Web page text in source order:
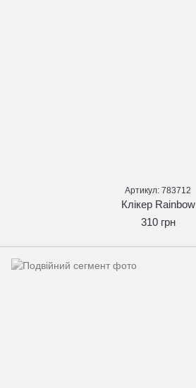
Артикул: 783712
Клікер Rainbow
310 грн